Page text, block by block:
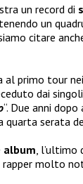
un record di
un
citare
al primo tour
dai singoli
“. Due anni dopo
quarta serata
album, l’ultimo
molto